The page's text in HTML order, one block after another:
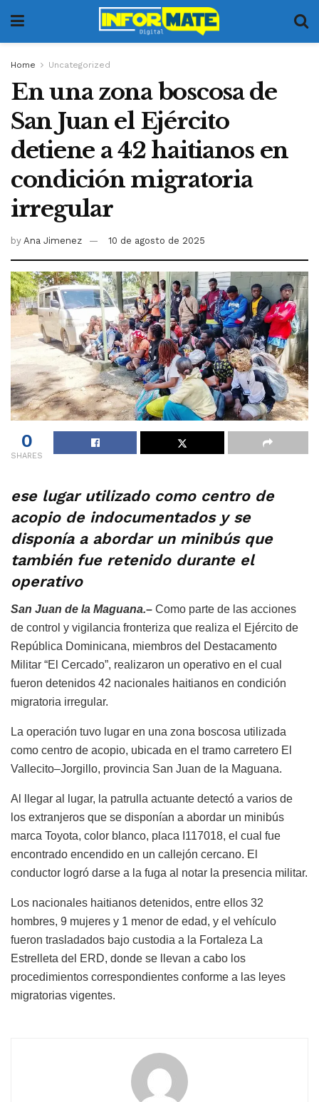
Home Uncategorized
En una zona boscosa de
San Juan el Ejército
detiene a 42 haitianos en
condición migratoria
irregular
by Ana Jimenez 10 de agosto de 2025
0
SHARES
ese lugar utilizado como centro de
acopio de indocumentados y se
disponía a abordar un minibús que
también fue retenido durante el
operativo
San Juan de la Maguana.– Como parte de las acciones
de control y vigilancia fronteriza que realiza el Ejército de
República Dominicana, miembros del Destacamento
Militar “El Cercado”, realizaron un operativo en el cual
fueron detenidos 42 nacionales haitianos en condición
migratoria irregular.
La operación tuvo lugar en una zona boscosa utilizada
como centro de acopio, ubicada en el tramo carretero El
Vallecito–Jorgillo, provincia San Juan de la Maguana.
Al llegar al lugar, la patrulla actuante detectó a varios de
los extranjeros que se disponían a abordar un minibús
marca Toyota, color blanco, placa I117018, el cual fue
encontrado encendido en un callejón cercano. El
conductor logró darse a la fuga al notar la presencia militar.
Los nacionales haitianos detenidos, entre ellos 32
hombres, 9 mujeres y 1 menor de edad, y el vehículo
fueron trasladados bajo custodia a la Fortaleza La
Estrelleta del ERD, donde se llevan a cabo los
procedimientos correspondientes conforme a las leyes
migratorias vigentes.